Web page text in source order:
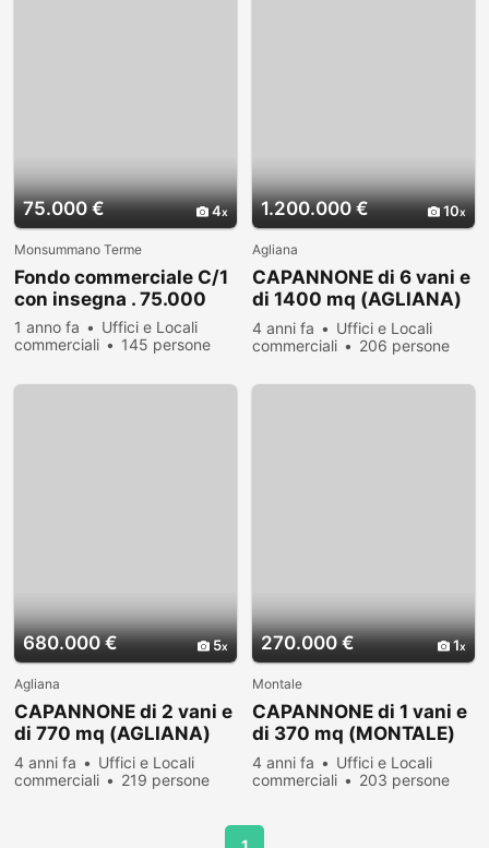
75.000 € 4
Monsummano Terme
Fondo commerciale C/1
con insegna . 75.000
1 anno fa
Uffici e Locali
commerciali
145 persone
1.200.000 € 10
Agliana
CAPANNONE di 6 vani e
di 1400 mq (AGLIANA)
rif. F440
4 anni fa
Uffici e Locali
commerciali
206 persone
680.000 € 5
Agliana
CAPANNONE di 2 vani e
di 770 mq (AGLIANA)
rif. F465
4 anni fa
Uffici e Locali
commerciali
219 persone
270.000 € 1
Montale
CAPANNONE di 1 vani e
di 370 mq (MONTALE)
rif. F422
4 anni fa
Uffici e Locali
commerciali
203 persone